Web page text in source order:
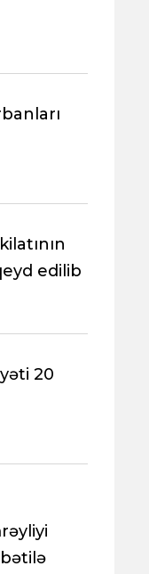
edilib
20